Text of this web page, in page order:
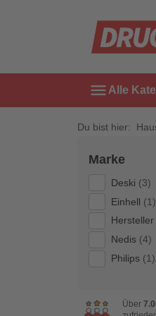
menu Alle
Du bist hier:
Marke
Deski (3)
Einhell (1)
Hersteller
Nedis (4)
Philips (1)
Über